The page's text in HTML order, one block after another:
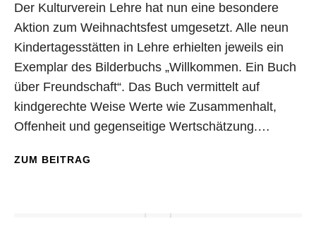
Der Kulturverein Lehre hat nun eine besondere
Aktion zum Weihnachtsfest umgesetzt. Alle neun
Kindertagesstätten in Lehre erhielten jeweils ein
Exemplar des Bilderbuchs „Willkommen. Ein Buch
über Freundschaft“. Das Buch vermittelt auf
kindgerechte Weise Werte wie Zusammenhalt,
Offenheit und gegenseitige Wertschätzung.…
ZUM BEITRAG